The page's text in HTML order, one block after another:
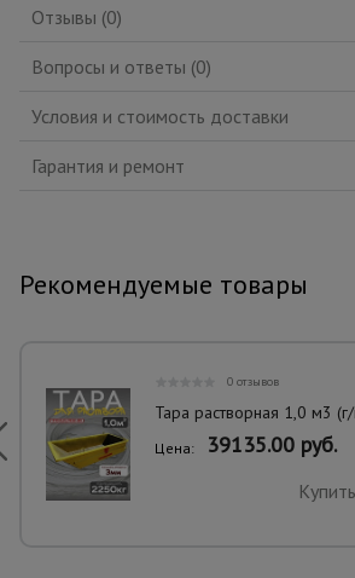
Отзывы (0)
Вопросы и ответы (0)
Условия и стоимость доставки
Гарантия и ремонт
Рекомендуемые товары
0 отзывов
Тара растворная 1,0 м3
Цена: 39135.00 руб.
Купить